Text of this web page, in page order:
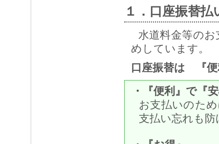
１．口座振替払
水道料金等のお
めしています。
口座振替は 『
・『便利』で『
お支払いのた
支払い忘れも